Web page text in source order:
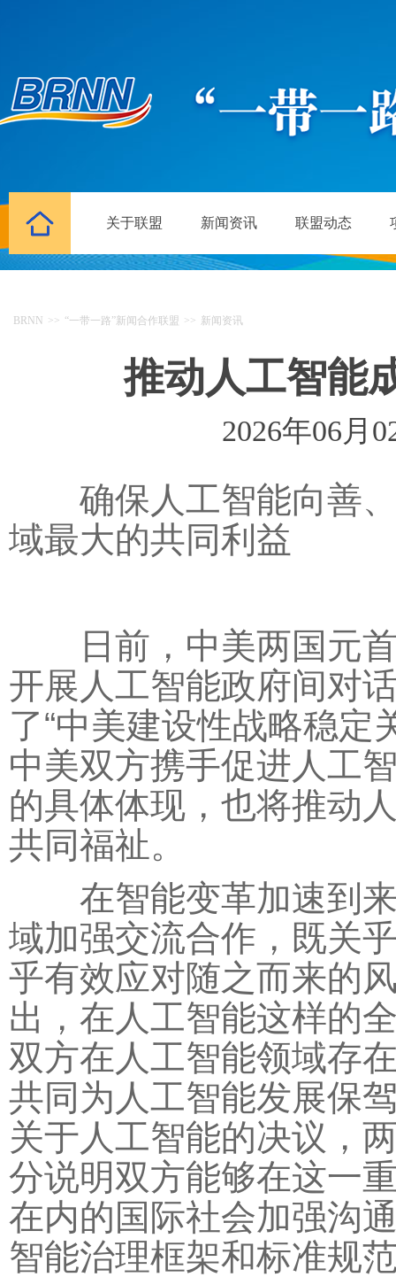
关于联盟 新闻资讯 联盟动态
BRNN >> “一带一路”新闻合作联盟 >> 新闻资讯
推动人工智能
2026年06月
确保人工智能向善、
域最大的共同利益
日前，中美两国元首
开展人工智能政府间对
了“中美建设性战略稳定
中美双方携手促进人工
的具体体现，也将推动
共同福祉。
在智能变革加速到来
域加强交流合作，既关
乎有效应对随之而来的
出，在人工智能这样的
双方在人工智能领域存
共同为人工智能发展保
关于人工智能的决议，
分说明双方能够在这一
在内的国际社会加强沟
智能治理框架和标准规